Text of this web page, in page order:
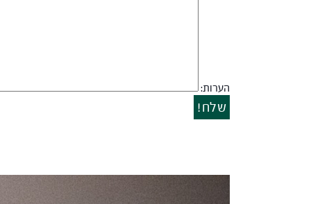
הערות:
שלח!